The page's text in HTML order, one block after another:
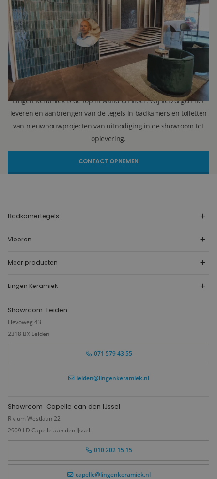
Directeur
071 579 43 55
(Leiden)
010 202 15 15
(Capelle aan den IJssel)
r.vellekoop@lingenkeramiek.nl
Lingen Keramiek is de top in wand en vloer. Wij verzorgen het
leveren en aanbrengen van de tegels in badkamers en toiletten
van nieuwbouwprojecten van uitnodiging in de showroom tot
oplevering.
CONTACT OPNEMEN
Badkamertegels
Vloeren
Meer producten
Lingen Keramiek
Showroom Leiden
Flevoweg 43
2318 BX Leiden
071 579 43 55
leiden@lingenkeramiek.nl
Showroom Capelle aan den IJssel
Rivium Westlaan 22
2909 LD Capelle aan den IJssel
010 202 15 15
capelle@lingenkeramiek.nl